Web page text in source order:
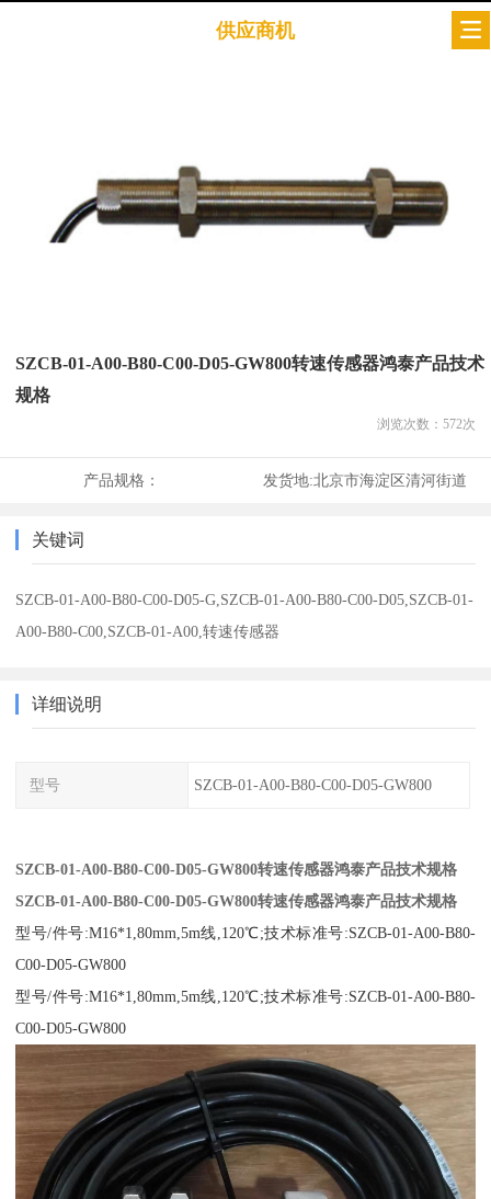
供应商机
SZCB-01-A00-B80-C00-D05-GW800转速传感器鸿泰产品技术
规格
浏览次数： 572次
产品规格： 发货地:北京市海淀区清河街道
关键词
SZCB-01-A00-B80-C00-D05-G,SZCB-01-A00-B80-C00-D05,SZCB-01-
A00-B80-C00,SZCB-01-A00,转速传感器
详细说明
型号 SZCB-01-A00-B80-C00-D05-GW800
SZCB-01-A00-B80-C00-D05-GW800转速传感器鸿泰产品技术规格
SZCB-01-A00-B80-C00-D05-GW800转速传感器鸿泰产品技术规格
型号/件号:M16*1,80mm,5m线,120℃;技术标准号:SZCB-01-A00-B80-
C00-D05-GW800
型号/件号:M16*1,80mm,5m线,120℃;技术标准号:SZCB-01-A00-B80-
C00-D05-GW800